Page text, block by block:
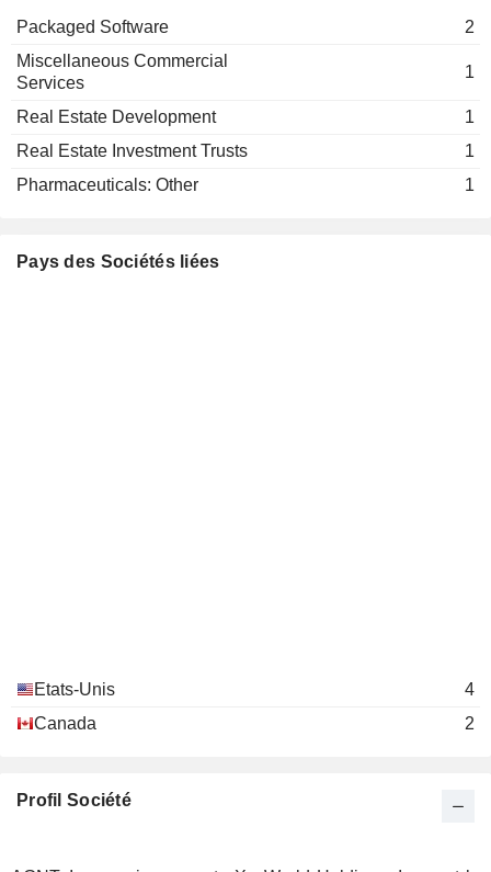
Packaged Software
2
Miscellaneous Commercial
Services
1
Real Estate Development
1
Real Estate Investment Trusts
1
Pharmaceuticals: Other
1
Pays des Sociétés liées
Etats-Unis
4
Canada
2
Profil Société